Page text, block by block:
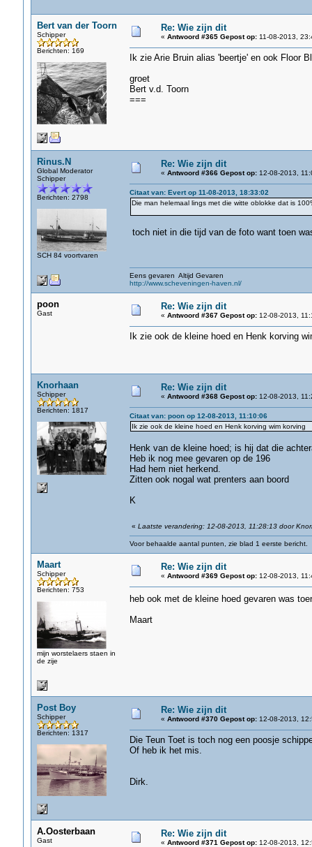
Bert van der Toorn
Schipper
Berichten: 169
Re: Wie zijn dit
« Antwoord #365 Gepost op:11-08-2013,
Ik zie Arie Bruin alias 'beertje' en ook Floor
groet
Bert v.d. Toorn
===
Rinus.N
Global Moderator
Schipper
Berichten: 2798
SCH 84 voortvaren
Re: Wie zijn dit
« Antwoord #366 Gepost op:12-08-2013,
Citaat van: Evert op 11-08-2013, 18:33:02
Die man helemaal lings met die witte oblokke dat is
toch niet in die tijd van de foto want toen
Eens gevaren Altijd Gevaren
http://www.scheveningen-haven.nl/
poon
Gast
Re: Wie zijn dit
« Antwoord #367 Gepost op:12-08-2013,
Ik zie ook de kleine hoed en Henk korving
Knorhaan
Schipper
Berichten: 1817
Re: Wie zijn dit
« Antwoord #368 Gepost op:12-08-2013,
Citaat van: poon op 12-08-2013, 11:10:06
Ik zie ook de kleine hoed en Henk korving wim korving
Henk van de kleine hoed; is hij dat die
Heb ik nog mee gevaren op de 196
Had hem niet herkend.
Zitten ook nogal wat prenters aan boord
K
« Laatste verandering: 12-08-2013, 11:28:13 door
Voor behaalde aantal punten, zie blad 1 eerste bericht.
Maart
Schipper
Berichten: 753
mijn worstelaers staen in
de zije
Re: Wie zijn dit
« Antwoord #369 Gepost op:12-08-2013,
heb ook met de kleine hoed gevaren was
Maart
Post Boy
Schipper
Berichten: 1317
Re: Wie zijn dit
« Antwoord #370 Gepost op:12-08-2013,
Die Teun Toet is toch nog een poosje
Of heb ik het mis.
Dirk.
A.Oosterbaan
Gast
Re: Wie zijn dit
« Antwoord #371 Gepost op:12-08-2013,